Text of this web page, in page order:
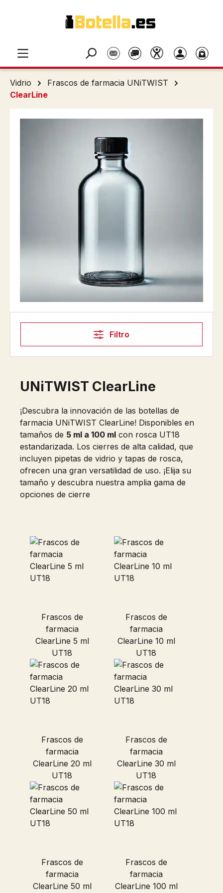
Vidrio
Frascos de farmacia UNiTWIST
ClearLine
Filtro
UNiTWIST ClearLine
¡Descubra la innovación de las botellas de
farmacia UNiTWIST ClearLine! Disponibles en
tamaños de 5 ml a 100 ml con rosca UT18
estandarizada. Los cierres de alta calidad, que
incluyen pipetas de vidrio y tapas de rosca,
ofrecen una gran versatilidad de uso. ¡Elija su
tamaño y descubra nuestra amplia gama de
opciones de cierre
Frascos de
farmacia
ClearLine 5 ml
UT18
Frascos de
farmacia
ClearLine 10 ml
UT18
Frascos de
farmacia
ClearLine 20 ml
UT18
Frascos de
farmacia
ClearLine 30 ml
UT18
Frascos de
farmacia
ClearLine 50 ml
Frascos de
farmacia
ClearLine 100 ml